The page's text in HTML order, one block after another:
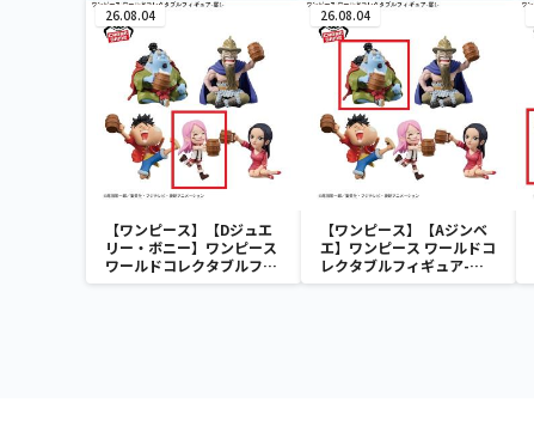
フィギュア-ワノ国鬼ヶ島
編7-
MONKEY.D.LUFFY-
26.08.04
【ワンピース】【Dジュエ
リー・ボニー】ワンピース
ワールドコレクタブルフィ
ギュア-宴1-
26.08.04
【ワンピース】【Aジンベ
エ】ワンピース ワールドコ
レクタブルフィギュア-宴
1-